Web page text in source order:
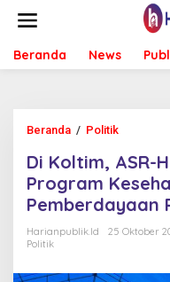
t
Beranda News
Beranda / Politik
K
o
l
t
A
Di Koltim, ASR-
Program
Pemberdayaan
Harianpublik.id
25 Oktober
Politik